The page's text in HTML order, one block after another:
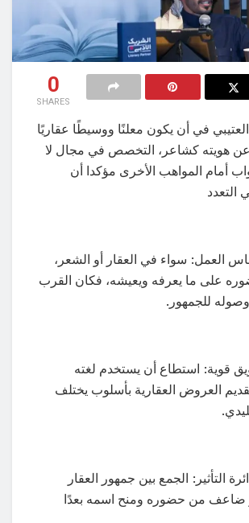
0
SHARES
في أن يكون معلنًا ووسيطًا عقاريًا
هويته كشاعر، التخصص في مجال لا
أمام المواهب الأخرى مؤكدا أن
التعدد
العمل: سواء في العقار أو الشعر،
على ما يعرفه ويعيشه، فكان القرب
للجمهور.
قوية: استطاع أن يستخدم لغته
العروض العقارية بأسلوب يختلف
التأثير: الجمع بين جمهور العقار
ضاعف من حضوره ومنح اسمه بعدًا